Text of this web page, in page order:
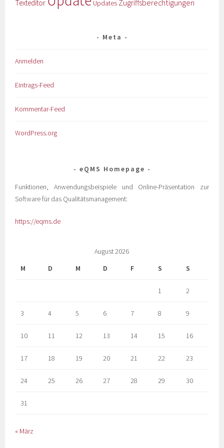
Texteditor Updates Zugriffsberechtigungen
Meta
Anmelden
Eintrags-Feed
Kommentar-Feed
WordPress.org
eQMS Homepage
Funktionen, Anwendungsbeispiele und Online-Präsentation zur
Software für das Qualitätsmanagement:
https://eqms.de
August 2026
M
D M D F S S
1 2
3 4 5 6 7 8 9
10 11 12 13 14 15 16
17 18 19 20 21 22 23
24 25 26 27 28 29 30
31
« März